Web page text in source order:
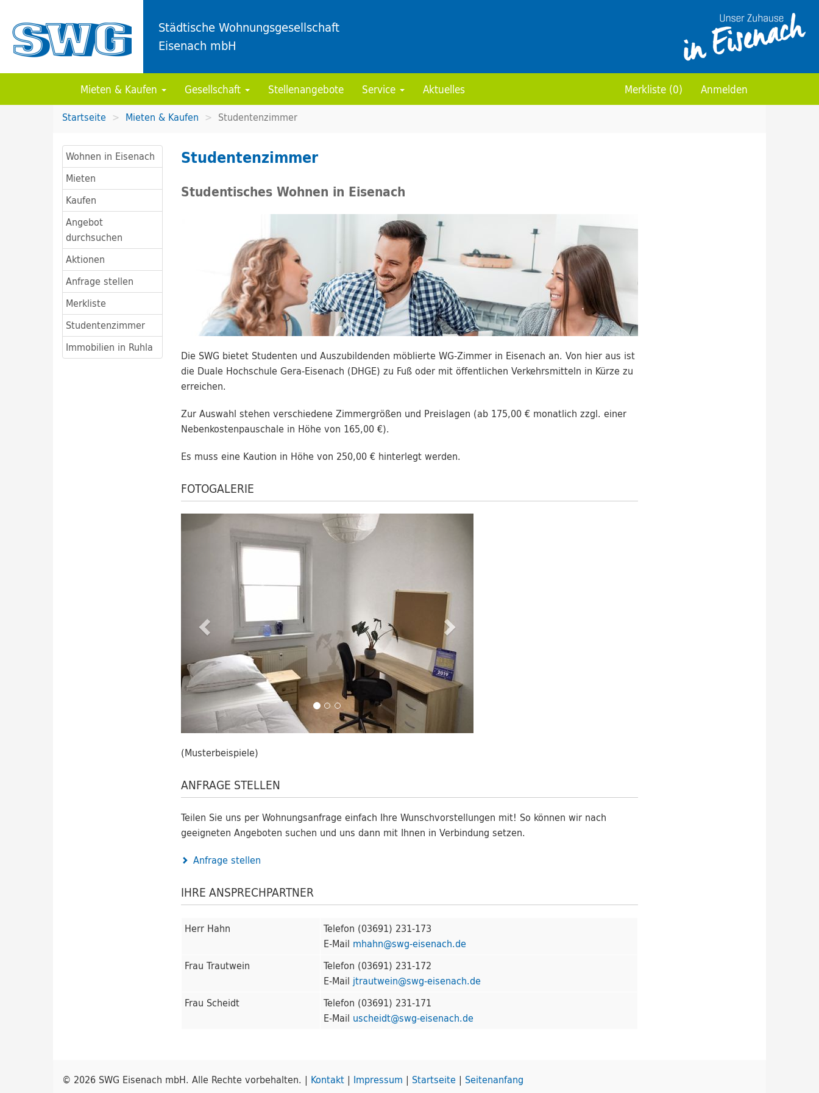
Städtische Wohnungsgesellschaft
Eisenach mbH
Mieten & Kaufen Gesellschaft Stellenangebote Service Aktuelles Merkliste (0) Anmelden
Startseite Mieten & Kaufen Studentenzimmer
Wohnen in Eisenach
Mieten
Kaufen
Angebot
durchsuchen
Aktionen
Anfrage stellen
Merkliste
Studentenzimmer
Immobilien in Ruhla
Studentenzimmer
Studentisches Wohnen in Eisenach
Die SWG bietet Studenten und Auszubildenden möblierte WG-Zimmer in Eisenach an. Von hier aus ist
die Duale Hochschule Gera-Eisenach (DHGE) zu Fuß oder mit öffentlichen Verkehrsmitteln in Kürze zu
erreichen.
Zur Auswahl stehen verschiedene Zimmergrößen und Preislagen (ab 175,00 € monatlich zzgl. einer
Nebenkostenpauschale in Höhe von 165,00 €).
Es muss eine Kaution in Höhe von 250,00 € hinterlegt werden.
FOTOGALERIE
Zurück
(Musterbeispiele)
ANFRAGE STELLEN
Teilen Sie uns per Wohnungsanfrage einfach Ihre Wunschvorstellungen mit! So können wir nach
geeigneten Angeboten suchen und uns dann mit Ihnen in Verbindung setzen.
Anfrage stellen
IHRE ANSPRECHPARTNER
Herr Hahn
Telefon (03691) 231-173
E-Mail mhahn@swg-eisenach.de
Frau Trautwein
Telefon (03691) 231-172
E-Mail jtrautwein@swg-eisenach.de
Frau Scheidt
Telefon (03691) 231-171
E-Mail uscheidt@swg-eisenach.de
© 2026 SWG Eisenach mbH. Alle Rechte vorbehalten. | Kontakt | Impressum | Startseite | Seitenanfang